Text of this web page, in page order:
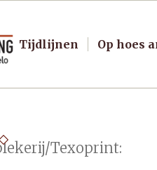
Tijdlijnen Op hoes
Texoprint: